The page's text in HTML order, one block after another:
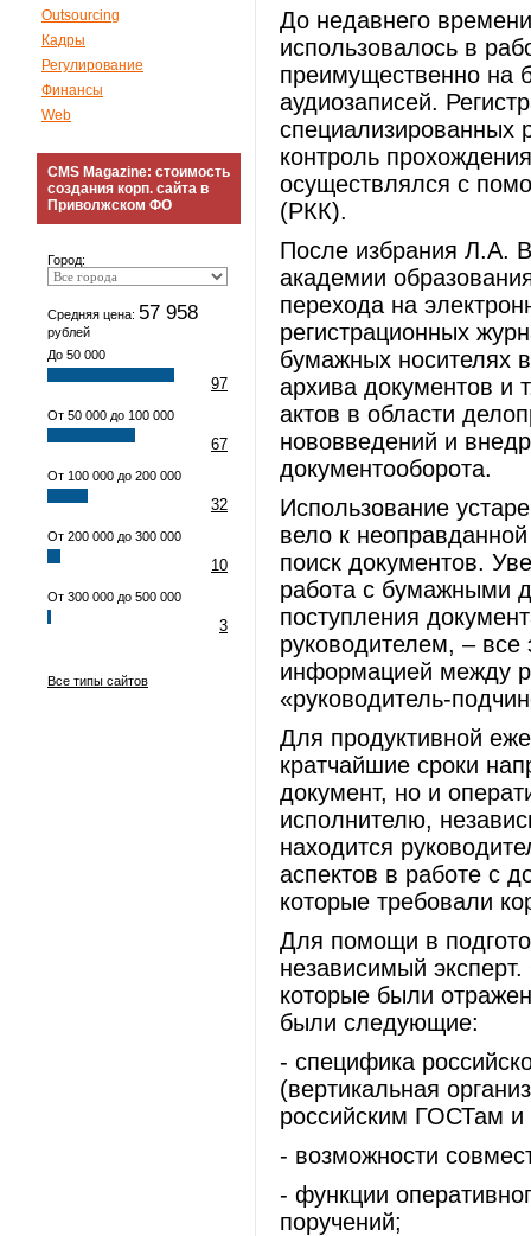
Outsourcing
Кадры
Регулирование
Финансы
Web
CMS Magazine: стоимость
создания корп. сайта в
Приволжском ФО
Город:
Средняя цена: 57 958
рублей
До 50 000
97
От 50 000 до 100 000
67
От 100 000 до 200 000
32
От 200 000 до 300 000
10
От 300 000 до 500 000
3
Все типы сайтов
До недавнего
использовалось в
преимущественно на
аудиозаписей.
специализированных
контроль
осуществлялся с
(РКК).
После избрания Л.А.
академии
перехода на
регистрационных
бумажных носителях
архива документов и
актов в области
нововведений и
документооборота.
Использование
вело к
поиск документов.
работа с бумажными
поступления
руководителем, –
информацией между
«руководитель-
Для продуктивной
кратчайшие сроки
документ, но и
исполнителю,
находится
аспектов в работе с
которые требовали
Для помощи в
независимый
которые были
были следующие:
- специфика
(вертикальная
российским ГОСТам и
- возможности
- функции
поручений;